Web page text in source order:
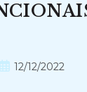
Post12/12/2022